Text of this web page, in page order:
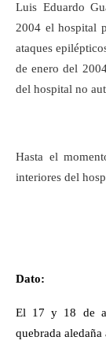
Luis Eduardo
2004 el hospital
ataques
de enero del
del hospital no
Hasta el
interiores del
Dato:
El 17 y 18 de
quebrada